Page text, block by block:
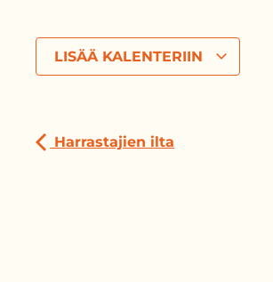
LISÄÄ KALENTERIIN
Harrastajien ilta